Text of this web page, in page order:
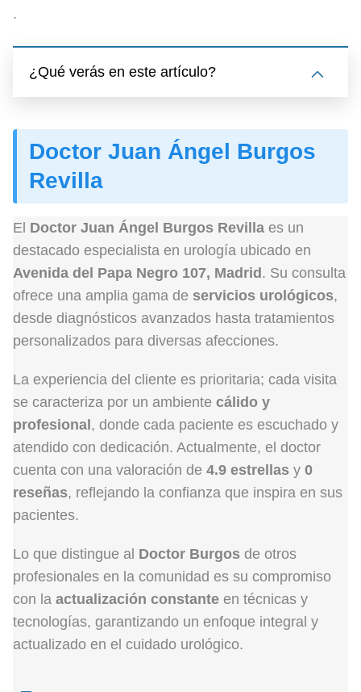
.
¿Qué verás en este artículo?
Doctor Juan Ángel Burgos
Revilla
El Doctor Juan Ángel Burgos Revilla es un
destacado especialista en urología ubicado en
Avenida del Papa Negro 107, Madrid . Su consulta
ofrece una amplia gama de servicios urológicos,
desde diagnósticos avanzados hasta tratamientos
personalizados para diversas afecciones.
La experiencia del cliente es prioritaria; cada visita
se caracteriza por un ambiente cálido y
profesional , donde cada paciente es escuchado y
atendido con dedicación. Actualmente, el doctor
cuenta con una valoración de 4.9 estrellas y 0
reseñas, reflejando la confianza que inspira en sus
pacientes.
Lo que distingue al Doctor Burgos de otros
profesionales en la comunidad es su compromiso
con la actualización constante en técnicas y
tecnologías, garantizando un enfoque integral y
actualizado en el cuidado urológico.